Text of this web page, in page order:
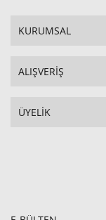
KURUMSAL
ALIŞVERİŞ
ÜYELİK